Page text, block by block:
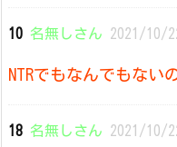
10 名無しさん 2021/10/
NTRでもなんでもな
18 名無しさん 2021/10/